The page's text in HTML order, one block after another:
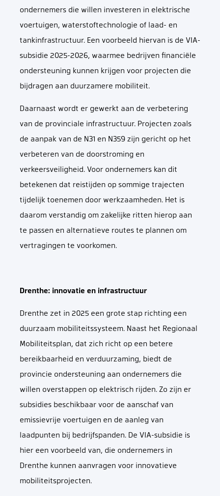
ondernemers die willen investeren in elektrische
voertuigen, waterstoftechnologie of laad- en
tankinfrastructuur. Een voorbeeld hiervan is de VIA-
subsidie 2025-2026, waarmee bedrijven financiële
ondersteuning kunnen krijgen voor projecten die
bijdragen aan duurzamere mobiliteit.
Daarnaast wordt er gewerkt aan de verbetering
van de provinciale infrastructuur. Projecten zoals
de aanpak van de N31 en N359 zijn gericht op het
verbeteren van de doorstroming en
verkeersveiligheid. Voor ondernemers kan dit
betekenen dat reistijden op sommige trajecten
tijdelijk toenemen door werkzaamheden. Het is
daarom verstandig om zakelijke ritten hierop aan
te passen en alternatieve routes te plannen om
vertragingen te voorkomen.
Drenthe: innovatie en infrastructuur
Drenthe zet in 2025 een grote stap richting een
duurzaam mobiliteitssysteem. Naast het Regionaal
Mobiliteitsplan, dat zich richt op een betere
bereikbaarheid en verduurzaming, biedt de
provincie ondersteuning aan ondernemers die
willen overstappen op elektrisch rijden. Zo zijn er
subsidies beschikbaar voor de aanschaf van
emissievrije voertuigen en de aanleg van
laadpunten bij bedrijfspanden. De VIA-subsidie is
hier een voorbeeld van, die ondernemers in
Drenthe kunnen aanvragen voor innovatieve
mobiliteitsprojecten.